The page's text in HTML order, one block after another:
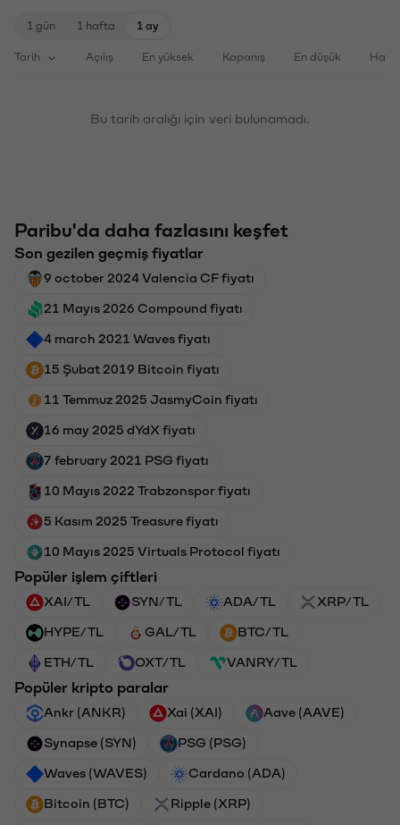
1 gün 1 hafta 1 ay
Tarih Açılış En yüksek Kapanış En düşük
Bu tarih aralığı için veri bulunamadı.
Paribu'da daha fazlasını keşfet
Son gezilen geçmiş fiyatlar
9 october 2024 Valencia CF fiyatı
21 Mayıs 2026 Compound fiyatı
4 march 2021 Waves fiyatı
15 Şubat 2019 Bitcoin fiyatı
11 Temmuz 2025 JasmyCoin fiyatı
16 may 2025 dYdX fiyatı
7 february 2021 PSG fiyatı
10 Mayıs 2022 Trabzonspor fiyatı
5 Kasım 2025 Treasure fiyatı
10 Mayıs 2025 Virtuals Protocol fiyatı
Popüler işlem çiftleri
XAI/TL SYN/TL ADA/TL XRP/TL
HYPE/TL GAL/TL BTC/TL
ETH/TL OXT/TL VANRY/TL
Popüler kripto paralar
Ankr (ANKR) Xai (XAI) Aave (AAVE)
Synapse (SYN) PSG (PSG)
Waves (WAVES) Cardano (ADA)
Bitcoin (BTC) Ripple (XRP)